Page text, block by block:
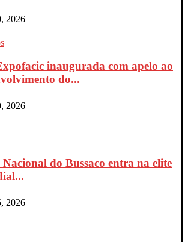
2026
inaugurada com apelo ao
do...
2026
do Bussaco entra na elite
2026